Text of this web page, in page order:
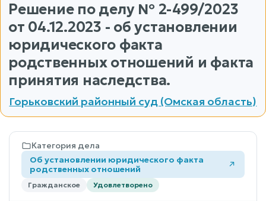
Решение по делу № 2-499/2023
от 04.12.2023 - об установлении
юридического факта
родственных отношений и факта
принятия наследства.
Горьковский районный суд (Омская область)
Категория дела
Об установлении юридического факта
родственных отношений
Гражданское Удовлетворено